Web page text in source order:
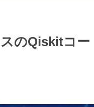
のQiskitコー